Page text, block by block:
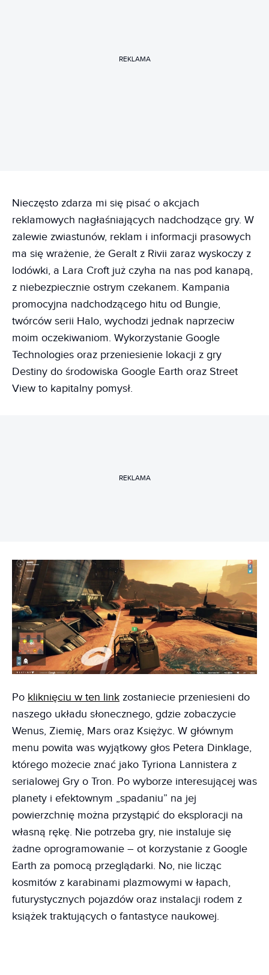
REKLAMA
Nieczęsto zdarza mi się pisać o akcjach
reklamowych nagłaśniających nadchodzące gry. W
zalewie zwiastunów, reklam i informacji prasowych
ma się wrażenie, że Geralt z Rivii zaraz wyskoczy z
lodówki, a Lara Croft już czyha na nas pod kanapą,
z niebezpiecznie ostrym czekanem. Kampania
promocyjna nadchodzącego hitu od Bungie,
twórców serii Halo, wychodzi jednak naprzeciw
moim oczekiwaniom. Wykorzystanie Google
Technologies oraz przeniesienie lokacji z gry
Destiny do środowiska Google Earth oraz Street
View to kapitalny pomysł.
REKLAMA
Po kliknięciu w ten link zostaniecie przeniesieni do
naszego układu słonecznego, gdzie zobaczycie
Wenus, Ziemię, Mars oraz Księżyc. W głównym
menu powita was wyjątkowy głos Petera Dinklage,
którego możecie znać jako Tyriona Lannistera z
serialowej Gry o Tron. Po wyborze interesującej was
planety i efektownym „spadaniu” na jej
powierzchnię można przystąpić do eksploracji na
własną rękę. Nie potrzeba gry, nie instaluje się
żadne oprogramowanie – ot korzystanie z Google
Earth za pomocą przeglądarki. No, nie licząc
kosmitów z karabinami plazmowymi w łapach,
futurystycznych pojazdów oraz instalacji rodem z
książek traktujących o fantastyce naukowej.